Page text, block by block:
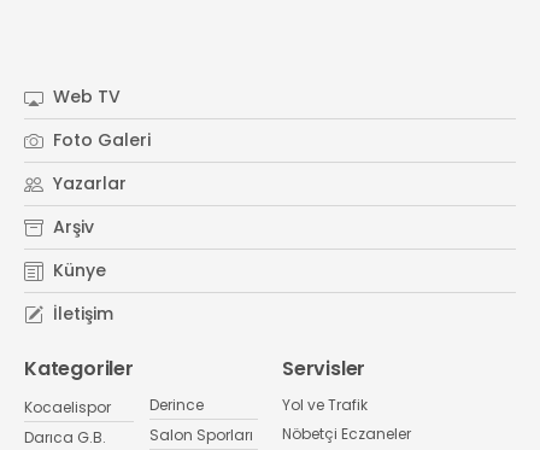
Web TV
Foto Galeri
Yazarlar
Arşiv
Künye
İletişim
Kategoriler
Kocaelispor
Darıca G.B.
Derince
Salon Sporları
Servisler
Yol ve Trafik
Nöbetçi Eczaneler